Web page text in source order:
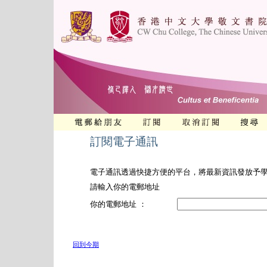
訂閱電子通訊
電子通訊透過快捷方便的平台，將最新資訊發放予
請輸入你的電郵地址
你的電郵地址 ：
回到今期